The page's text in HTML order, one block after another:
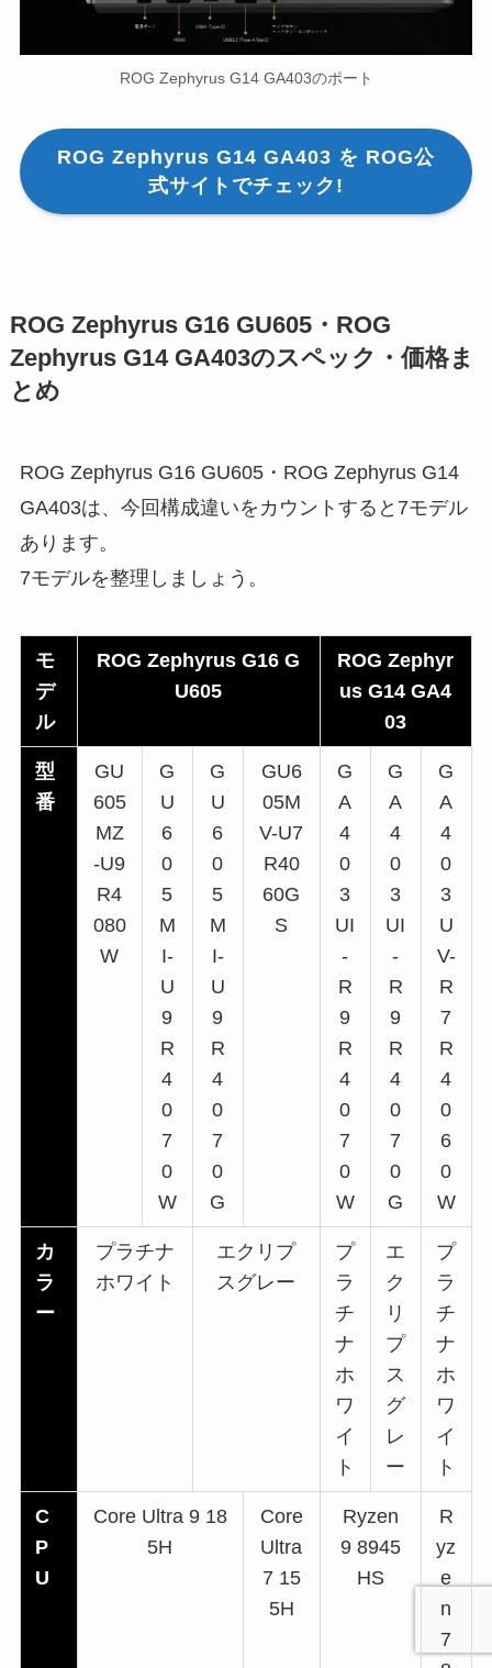
ROG Zephyrus G14 GA403のポート
ROG Zephyrus G14 GA403 を ROG公
式サイトでチェック!
ROG Zephyrus G16 GU605・ROG
Zephyrus G14 GA403のスペック・価格ま
とめ
ROG Zephyrus G16 GU605・ROG Zephyrus G14
GA403は、今回構成違いをカウントすると7モデル
あります。
7モデルを整理しましょう。
モ
デ
ル
ROG Zephyrus G16 G
U605
ROG Zephyr
us G14 GA4
03
型
番
GU
605
MZ
-U9
R4
080
W
G
U
6
0
5
M
I-
U
9
R
4
0
7
0
W
G
U
6
0
5
M
I-
U
9
R
4
0
7
0
G
GU6
05M
V-U7
R40
60G
S
G
A
4
0
3
UI
-
R
9
R
4
0
7
0
W
G
A
4
0
3
UI
-
R
9
R
4
0
7
0
G
G
A
4
0
3
U
V-
R
7
R
4
0
6
0
W
カ
ラ
ー
プラチナ
ホワイト
エクリプ
スグレー
プ
ラ
チ
ナ
ホ
ワ
イ
ト
エ
ク
リ
プ
ス
グ
レ
ー
プ
ラ
チ
ナ
ホ
ワ
イ
ト
C
P
U
Core Ultra 9 18
5H
Core
Ultra
7 15
5H
Ryzen
9 8945
HS
R
yz
e
n
7